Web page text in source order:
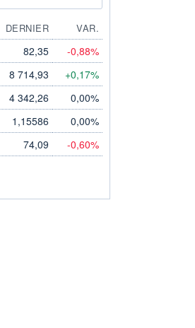
DERNIER
VAR.
82,35 -0,88%
8 714,93 +0,17%
4 342,26 0,00%
1,15586 0,00%
74,09 -0,60%